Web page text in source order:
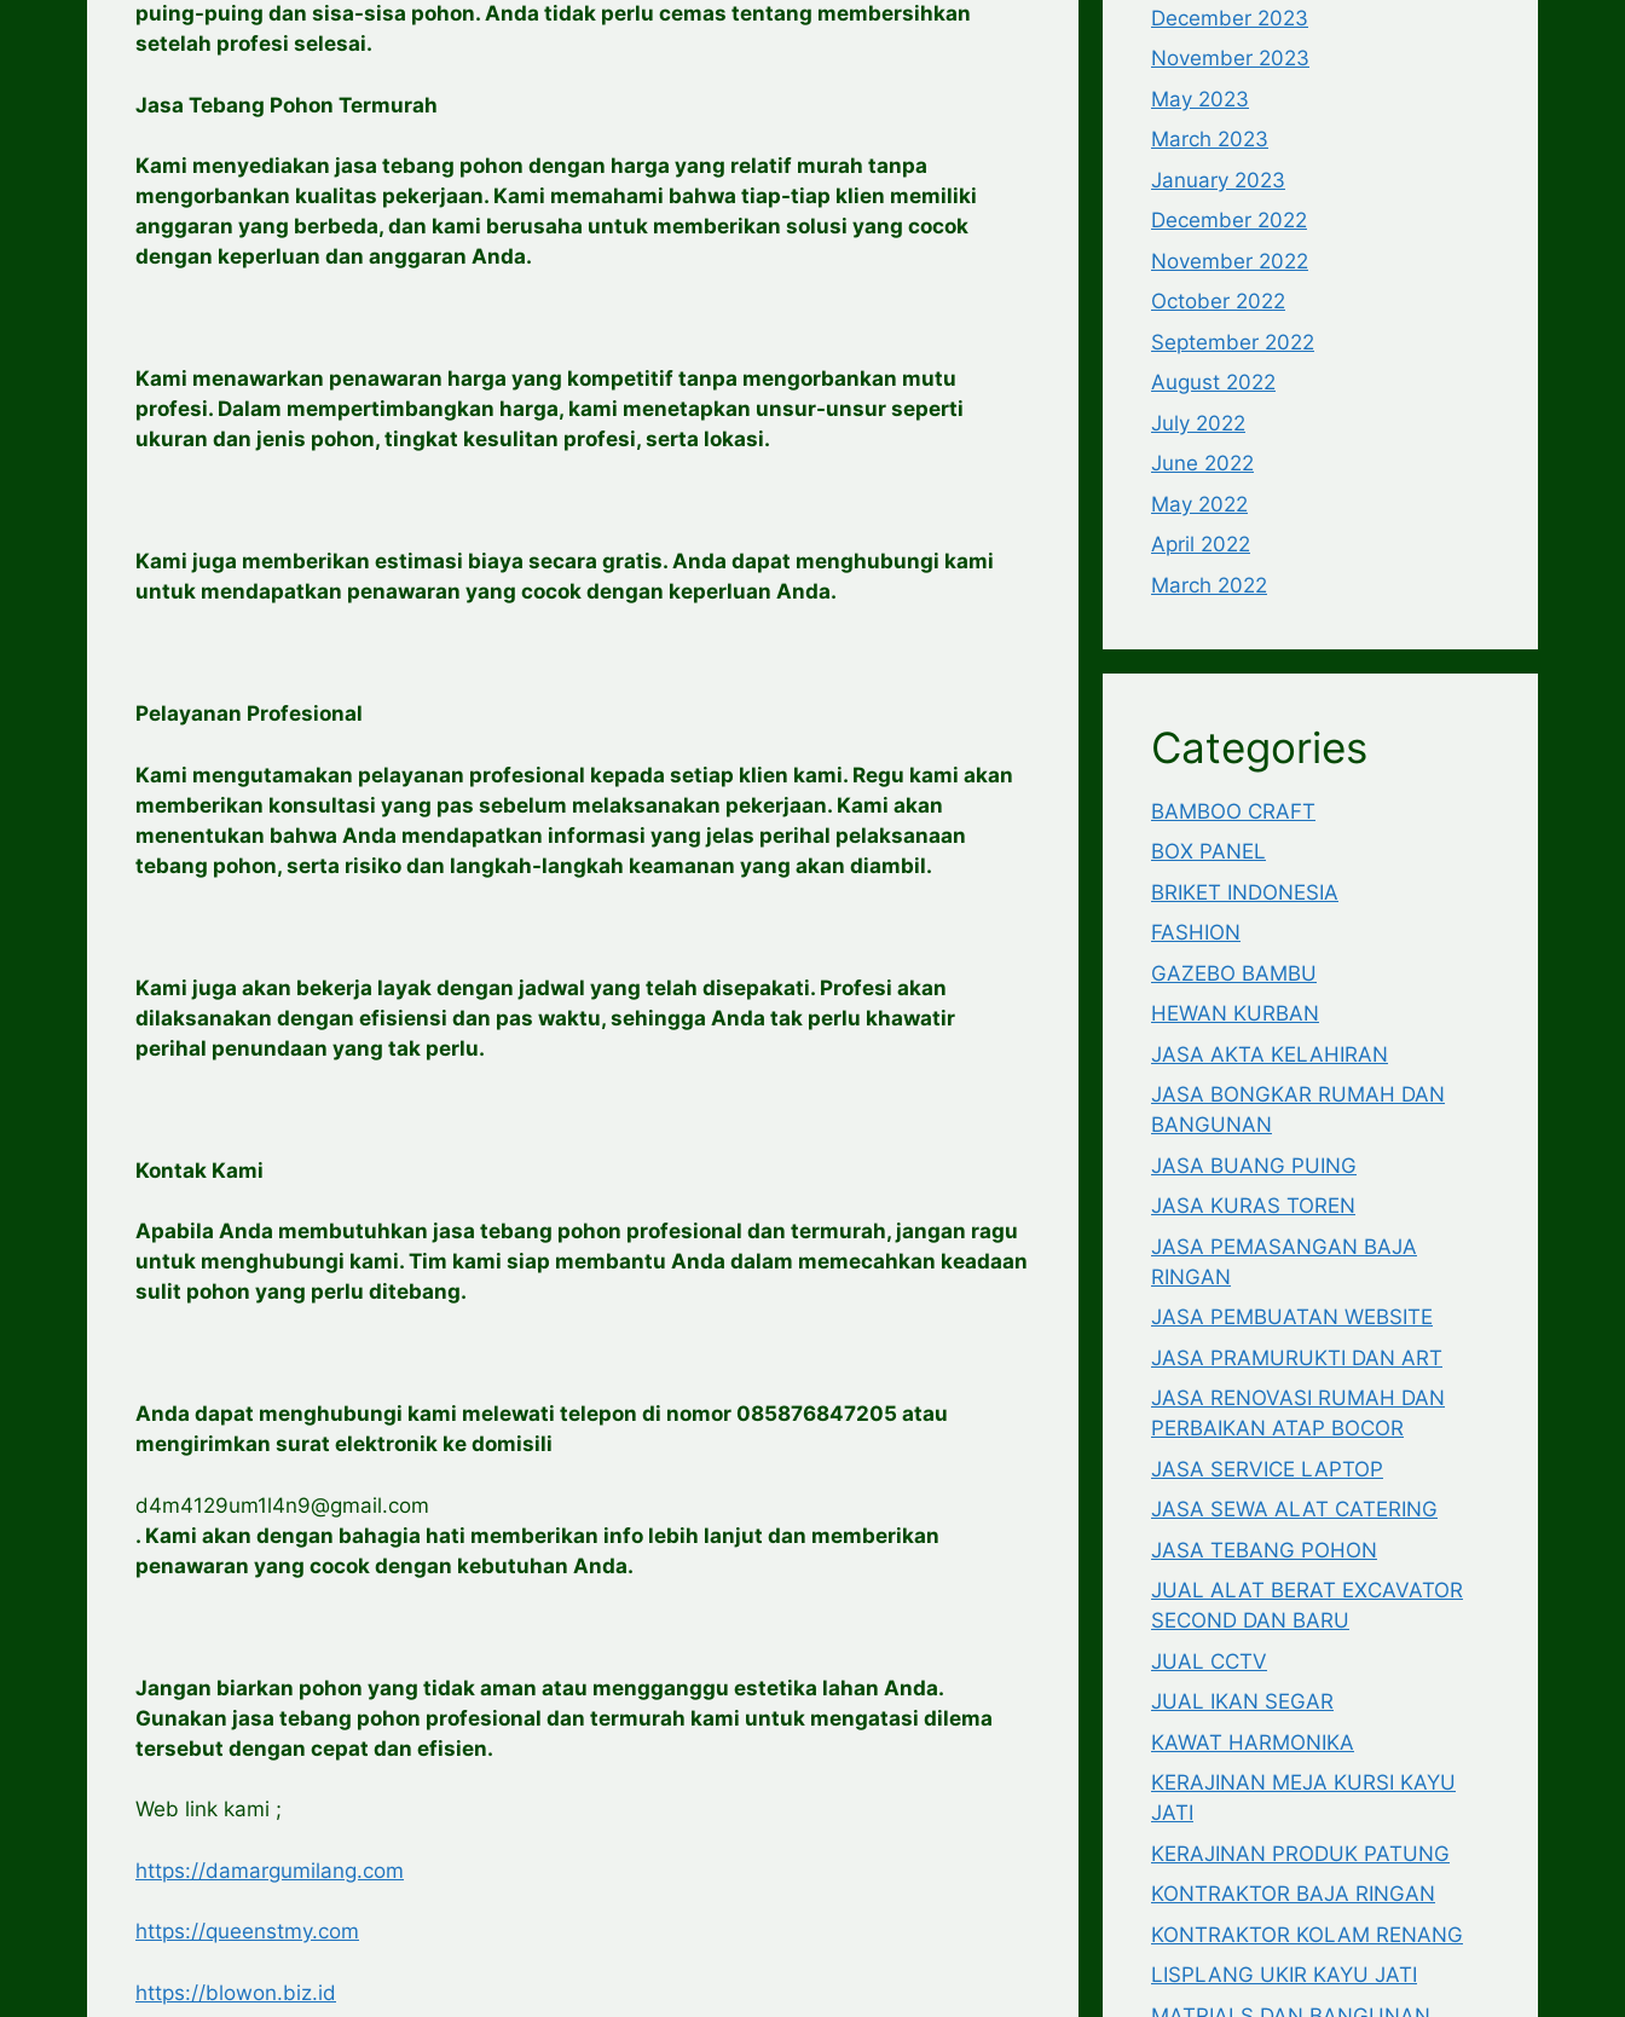
puing-puing dan sisa-sisa pohon. Anda tidak perlu cemas tentang membersihkan
setelah profesi selesai.
Jasa Tebang Pohon Termurah
Kami menyediakan jasa tebang pohon dengan harga yang relatif murah tanpa
mengorbankan kualitas pekerjaan. Kami memahami bahwa tiap-tiap klien memiliki
anggaran yang berbeda, dan kami berusaha untuk memberikan solusi yang cocok
dengan keperluan dan anggaran Anda.
Kami menawarkan penawaran harga yang kompetitif tanpa mengorbankan mutu
profesi. Dalam mempertimbangkan harga, kami menetapkan unsur-unsur seperti
ukuran dan jenis pohon, tingkat kesulitan profesi, serta lokasi.
Kami juga memberikan estimasi biaya secara gratis. Anda dapat menghubungi kami
untuk mendapatkan penawaran yang cocok dengan keperluan Anda.
Pelayanan Profesional
Kami mengutamakan pelayanan profesional kepada setiap klien kami. Regu kami akan
memberikan konsultasi yang pas sebelum melaksanakan pekerjaan. Kami akan
menentukan bahwa Anda mendapatkan informasi yang jelas perihal pelaksanaan
tebang pohon, serta risiko dan langkah-langkah keamanan yang akan diambil.
Kami juga akan bekerja layak dengan jadwal yang telah disepakati. Profesi akan
dilaksanakan dengan efisiensi dan pas waktu, sehingga Anda tak perlu khawatir
perihal penundaan yang tak perlu.
Kontak Kami
Apabila Anda membutuhkan jasa tebang pohon profesional dan termurah, jangan ragu
untuk menghubungi kami. Tim kami siap membantu Anda dalam memecahkan keadaan
sulit pohon yang perlu ditebang.
Anda dapat menghubungi kami melewati telepon di nomor 085876847205 atau
mengirimkan surat elektronik ke domisili
d4m4129um1l4n9@gmail.com
. Kami akan dengan bahagia hati memberikan info lebih lanjut dan memberikan
penawaran yang cocok dengan kebutuhan Anda.
Jangan biarkan pohon yang tidak aman atau mengganggu estetika lahan Anda.
Gunakan jasa tebang pohon profesional dan termurah kami untuk mengatasi dilema
tersebut dengan cepat dan efisien.
Web link kami ;
https://damargumilang.com
https://queenstmy.com
https://blowon.biz.id
December 2023
November 2023
May 2023
March 2023
January 2023
December 2022
November 2022
October 2022
September 2022
August 2022
July 2022
June 2022
May 2022
April 2022
March 2022
Categories
BAMBOO CRAFT
BOX PANEL
BRIKET INDONESIA
FASHION
GAZEBO BAMBU
HEWAN KURBAN
JASA AKTA KELAHIRAN
JASA BONGKAR RUMAH DAN
BANGUNAN
JASA BUANG PUING
JASA KURAS TOREN
JASA PEMASANGAN BAJA
RINGAN
JASA PEMBUATAN WEBSITE
JASA PRAMURUKTI DAN ART
JASA RENOVASI RUMAH DAN
PERBAIKAN ATAP BOCOR
JASA SERVICE LAPTOP
JASA SEWA ALAT CATERING
JASA TEBANG POHON
JUAL ALAT BERAT EXCAVATOR
SECOND DAN BARU
JUAL CCTV
JUAL IKAN SEGAR
KAWAT HARMONIKA
KERAJINAN MEJA KURSI KAYU
JATI
KERAJINAN PRODUK PATUNG
KONTRAKTOR BAJA RINGAN
KONTRAKTOR KOLAM RENANG
LISPLANG UKIR KAYU JATI